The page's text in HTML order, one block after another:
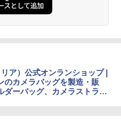
ア）公式オンランショップ |
のカメラバッグを製造・販
ダーバッグ、カメラストラッ